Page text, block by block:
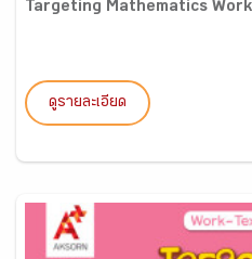
Targeting Mathematics
ดูรายละเอียด